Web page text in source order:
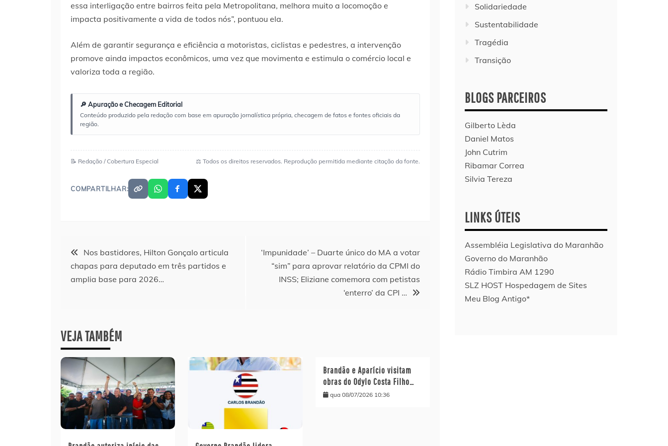
essa interligação entre bairros feita pela Metropolitana, melhora muito a locomoção e
impacta positivamente a vida de todos nós”, pontuou ela.
Além de garantir segurança e eficiência a motoristas, ciclistas e pedestres, a intervenção
promove ainda impactos econômicos, uma vez que movimenta e estimula o comércio local e
valoriza toda a região.
🔎 Apuração e Checagem Editorial
Conteúdo produzido pela redação com base em apuração jornalística própria, checagem de fatos e fontes oficiais da
região.
📝 Redação / Cobertura Especial ⚖️ Todos os direitos reservados. Reprodução permitida mediante citação da fonte.
COMPARTILHAR:
Navegação
de
Nos bastidores, Hilton Gonçalo articula
chapas para deputado em três partidos e
amplia base para 2026…
‘Impunidade’ – Duarte único do MA a votar
“sim” para aprovar relatório da CPMI do
INSS; Eliziane comemora com petistas
‘enterro’ da CPI …
VEJA TAMBÉM
Brandão e Aparício visitam
obras do Odylo Costa Filho…
qua 08/07/2026 10:36
Solidariedade
Sustentabilidade
Tragédia
Transição
BLOGS PARCEIROS
Gilberto Lèda
Daniel Matos
John Cutrim
Ribamar Correa
Silvia Tereza
LINKS ÚTEIS
Assembléia Legislativa do Maranhão
Governo do Maranhão
Rádio Timbira AM 1290
SLZ HOST Hospedagem de Sites
Meu Blog Antigo*